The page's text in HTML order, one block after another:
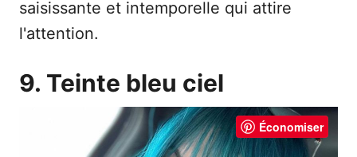
saisissante et intemporelle qui attire
l'attention.
9. Teinte bleu ciel
Économiser